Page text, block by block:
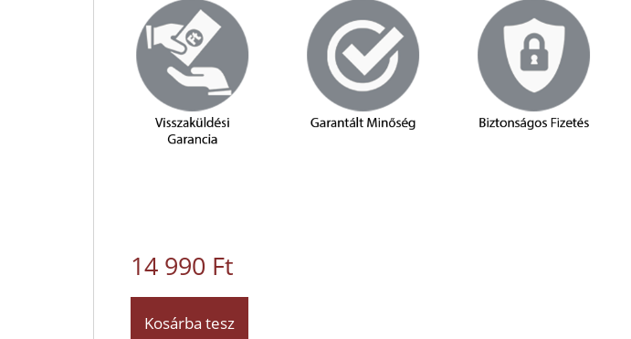
14 990 Ft
Kosárba tesz